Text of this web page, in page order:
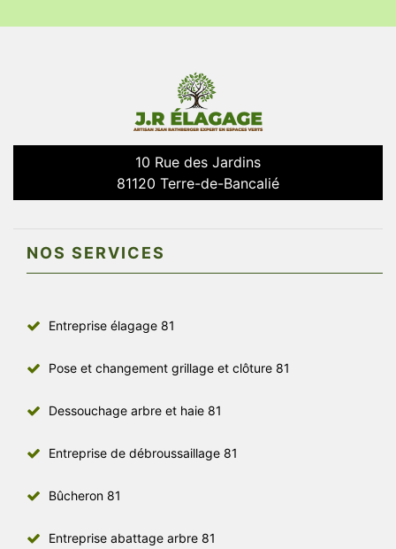
10 Rue des Jardins
81120 Terre-de-Bancalié
NOS SERVICES
Entreprise élagage 81
Pose et changement grillage et clôture 81
Dessouchage arbre et haie 81
Entreprise de débroussaillage 81
Bûcheron 81
Entreprise abattage arbre 81